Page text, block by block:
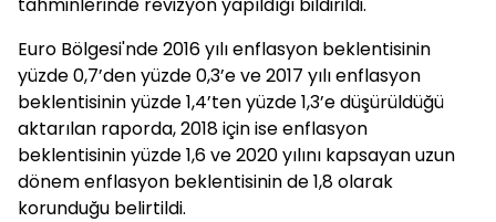
Euro Bölgesi'nde 2016 yılı enflasyon beklentisinin
yüzde 0,7’den yüzde 0,3’e ve 2017 yılı enflasyon
beklentisinin yüzde 1,4’ten yüzde 1,3’e düşürüldüğü
aktarılan raporda, 2018 için ise enflasyon
beklentisinin yüzde 1,6 ve 2020 yılını kapsayan uzun
dönem enflasyon beklentisinin de 1,8 olarak
korunduğu belirtildi.